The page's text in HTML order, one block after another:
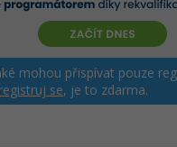
mohou přispívat pouze
se, je to zdarma.